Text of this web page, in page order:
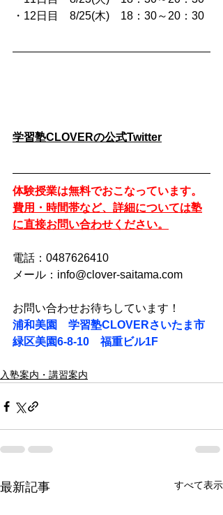
・12日目　8/25(木)　18：30～20：30
学習塾CLOVERの公式Twitter
体験授業は無料でおこなっています。
費用・時間帯など、詳細については塾
に直接お問い合わせください。
電話：0487626410
メール：info@clover-saitama.com
お問い合わせお待ちしています！
浦和美園　学習塾CLOVERさいたま市
緑区美園6-8-10　福重ビル1F
入塾案内・講習案内
最新記事 すべて表示